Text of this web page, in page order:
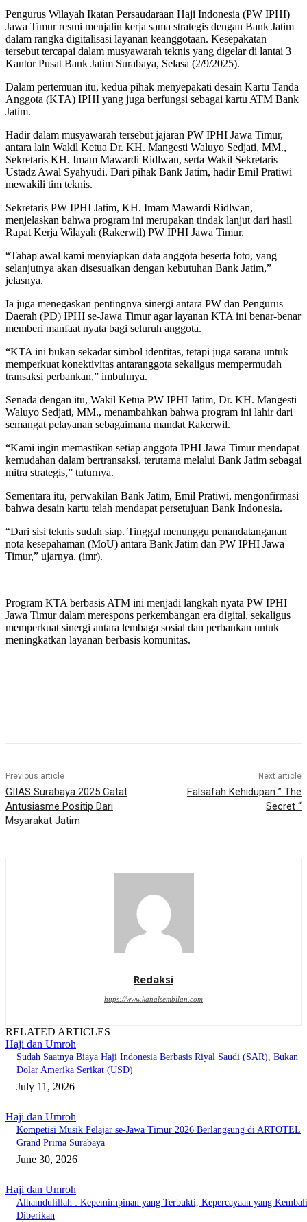
Pengurus Wilayah Ikatan Persaudaraan Haji Indonesia (PW IPHI)
Jawa Timur resmi menjalin kerja sama strategis dengan Bank Jatim
dalam rangka digitalisasi layanan keanggotaan. Kesepakatan
tersebut tercapai dalam musyawarah teknis yang digelar di lantai 3
Kantor Pusat Bank Jatim Surabaya, Selasa (2/9/2025).
Dalam pertemuan itu, kedua pihak menyepakati desain Kartu Tanda
Anggota (KTA) IPHI yang juga berfungsi sebagai kartu ATM Bank
Jatim.
Hadir dalam musyawarah tersebut jajaran PW IPHI Jawa Timur,
antara lain Wakil Ketua Dr. KH. Mangesti Waluyo Sedjati, MM.,
Sekretaris KH. Imam Mawardi Ridlwan, serta Wakil Sekretaris
Ustadz Awal Syahyudi. Dari pihak Bank Jatim, hadir Emil Pratiwi
mewakili tim teknis.
Sekretaris PW IPHI Jatim, KH. Imam Mawardi Ridlwan,
menjelaskan bahwa program ini merupakan tindak lanjut dari hasil
Rapat Kerja Wilayah (Rakerwil) PW IPHI Jawa Timur.
“Tahap awal kami menyiapkan data anggota beserta foto, yang
selanjutnya akan disesuaikan dengan kebutuhan Bank Jatim,”
jelasnya.
Ia juga menegaskan pentingnya sinergi antara PW dan Pengurus
Daerah (PD) IPHI se-Jawa Timur agar layanan KTA ini benar-benar
memberi manfaat nyata bagi seluruh anggota.
“KTA ini bukan sekadar simbol identitas, tetapi juga sarana untuk
memperkuat konektivitas antaranggota sekaligus mempermudah
transaksi perbankan,” imbuhnya.
Senada dengan itu, Wakil Ketua PW IPHI Jatim, Dr. KH. Mangesti
Waluyo Sedjati, MM., menambahkan bahwa program ini lahir dari
semangat pelayanan sebagaimana mandat Rakerwil.
“Kami ingin memastikan setiap anggota IPHI Jawa Timur mendapat
kemudahan dalam bertransaksi, terutama melalui Bank Jatim sebagai
mitra strategis,” tuturnya.
Sementara itu, perwakilan Bank Jatim, Emil Pratiwi, mengonfirmasi
bahwa desain kartu telah mendapat persetujuan Bank Indonesia.
“Dari sisi teknis sudah siap. Tinggal menunggu penandatanganan
nota kesepahaman (MoU) antara Bank Jatim dan PW IPHI Jawa
Timur,” ujarnya. (imr).
Program KTA berbasis ATM ini menjadi langkah nyata PW IPHI
Jawa Timur dalam merespons perkembangan era digital, sekaligus
memperkuat sinergi antara lembaga sosial dan perbankan untuk
meningkatkan layanan berbasis komunitas.
Previous article
GIIAS Surabaya 2025 Catat
Antusiasme Positip Dari
Msyarakat Jatim
Next article
Falsafah Kehidupan ” The
Secret “
Redaksi
https://www.kanalsembilan.com
RELATED ARTICLES
Haji dan Umroh
Sudah Saatnya Biaya Haji Indonesia Berbasis Riyal Saudi (SAR), Bukan
Dolar Amerika Serikat (USD)
July 11, 2026
Haji dan Umroh
Kompetisi Musik Pelajar se-Jawa Timur 2026 Berlangsung di ARTOTEL
Grand Prima Surabaya
June 30, 2026
Haji dan Umroh
Alhamdulillah : Kepemimpinan yang Terbukti, Kepercayaan yang Kembali
Diberikan